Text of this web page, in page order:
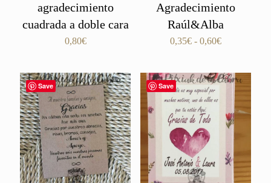
agradecimiento
cuadrada a doble cara
0,80€
Agradecimiento
Raúl&Alba
0,35€ - 0,60€Rango
desde
0,35€
hasta
0,60€
Save Save